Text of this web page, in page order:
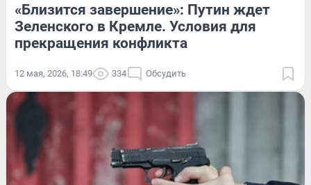
«Близится завершение»: Путин ждет
Зеленского в Кремле. Условия для
прекращения конфликта
12 мая, 2026, 18:49 334 Обсудить